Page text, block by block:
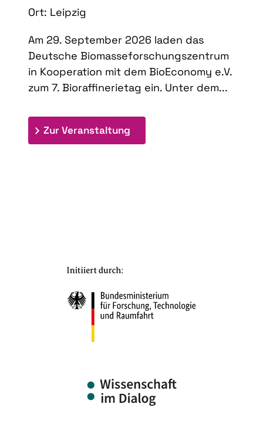
Ort: Leipzig
Am 29. September 2026 laden das
Deutsche Biomasseforschungszentrum
in Kooperation mit dem BioEconomy e.V.
zum 7. Bioraffinerietag ein. Unter dem...
Zur Veranstaltung